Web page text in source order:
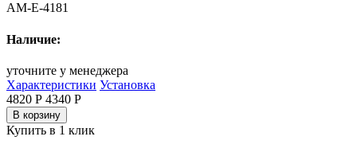
AM-E-4181
Наличие:
уточните у менеджера
Характеристики Установка
4820 Р 4340 Р
В корзину
Купить в 1 клик